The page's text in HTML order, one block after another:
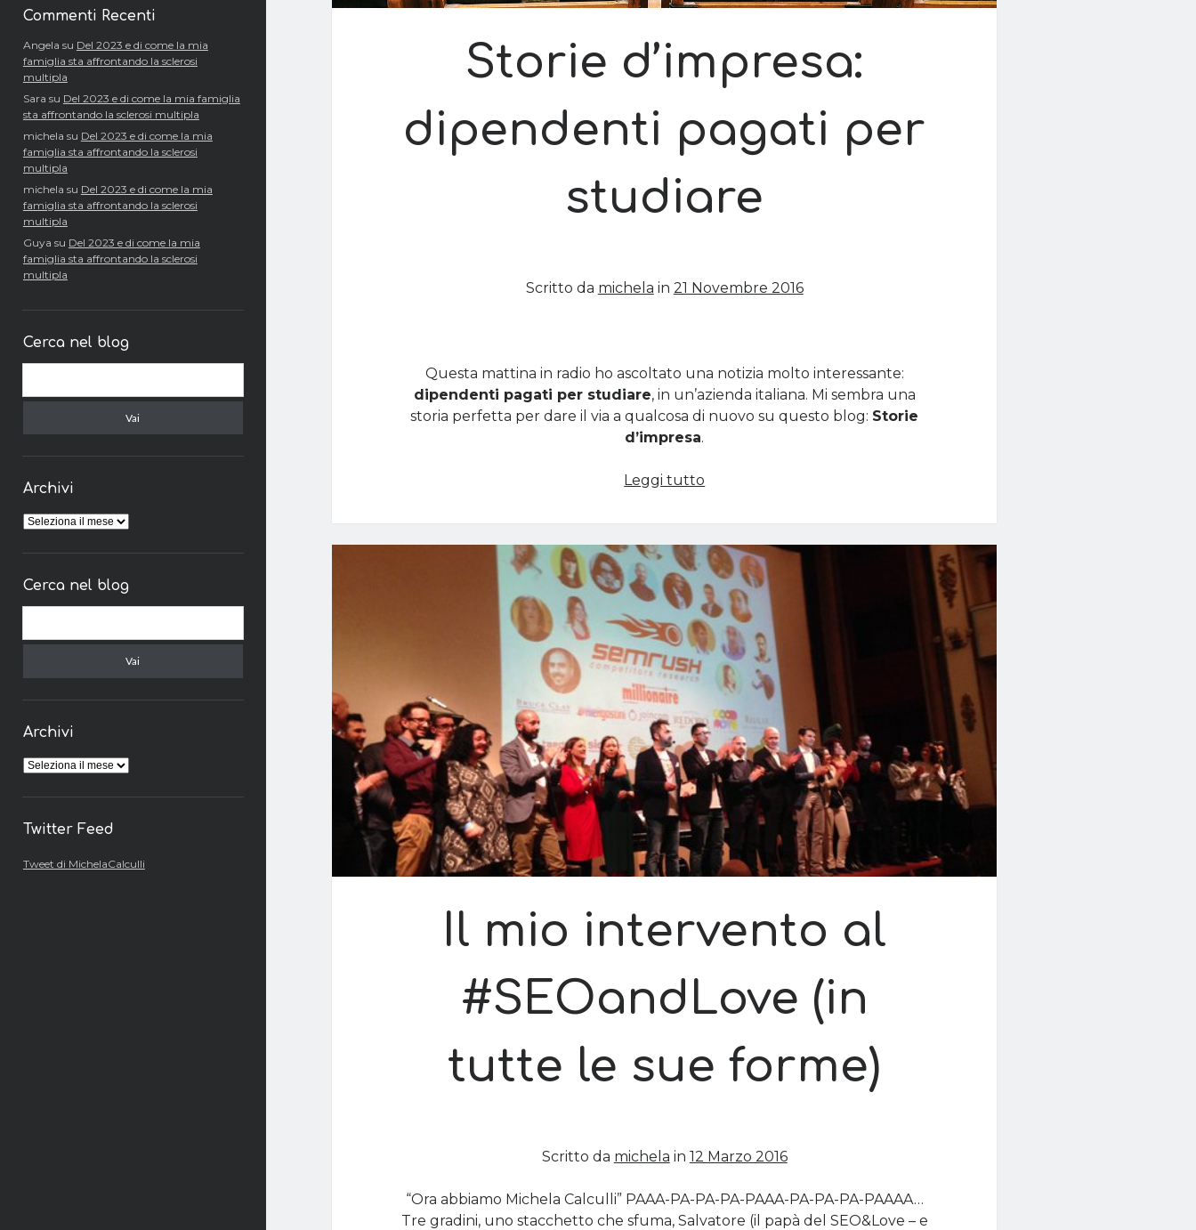
Commenti Recenti
Angela su Del 2023 e di come la mia
famiglia sta affrontando la sclerosi
multipla
Sara su Del 2023 e di come la mia famiglia
sta affrontando la sclerosi multipla
michela su Del 2023 e di come la mia
famiglia sta affrontando la sclerosi
multipla
michela su Del 2023 e di come la mia
famiglia sta affrontando la sclerosi
multipla
Guya su Del 2023 e di come la mia
famiglia sta affrontando la sclerosi
multipla
Cerca nel blog
Archivi
Archivi
Cerca nel blog
Archivi
Archivi
Twitter Feed
Tweet di MichelaCalculli
Storie d’impresa:
dipendenti pagati per
studiare
Scritto da michela in 21 Novembre 2016
Questa mattina in radio ho ascoltato una notizia molto interessante:
dipendenti pagati per studiare, in un’azienda italiana. Mi sembra una
storia perfetta per dare il via a qualcosa di nuovo su questo blog: Storie
d’impresa.
Leggi tutto
pagati
per
studiare
Il mio intervento al
#SEOandLove (in
tutte le sue forme)
Scritto da michela in 12 Marzo 2016
“Ora abbiamo Michela Calculli” PAAA-PA-PA-PA-PAAA-PA-PA-PA-PAAAA…
Tre gradini, uno stacchetto che sfuma, Salvatore (il papà del SEO&Love – e